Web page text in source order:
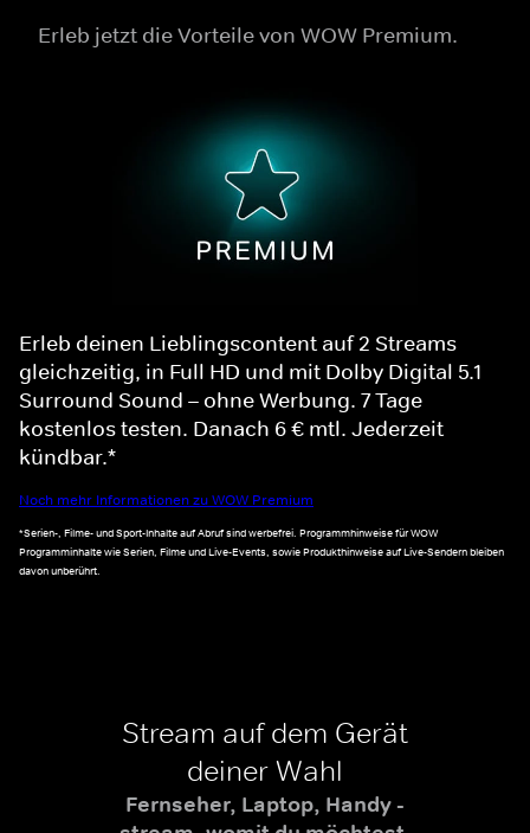
Erleb jetzt die Vorteile von WOW Premium.
Erleb deinen Lieblingscontent auf 2 Streams
gleichzeitig, in Full HD und mit Dolby Digital 5.1
Surround Sound – ohne Werbung. 7 Tage
kostenlos testen. Danach 6 € mtl. Jederzeit
kündbar.*
Noch mehr Informationen zu WOW Premium
*Serien-, Filme- und Sport-Inhalte auf Abruf sind werbefrei. Programmhinweise für WOW
Programminhalte wie Serien, Filme und Live-Events, sowie Produkthinweise auf Live-Sendern bleiben
davon unberührt.
Stream auf dem Gerät
deiner Wahl
Fernseher, Laptop, Handy -